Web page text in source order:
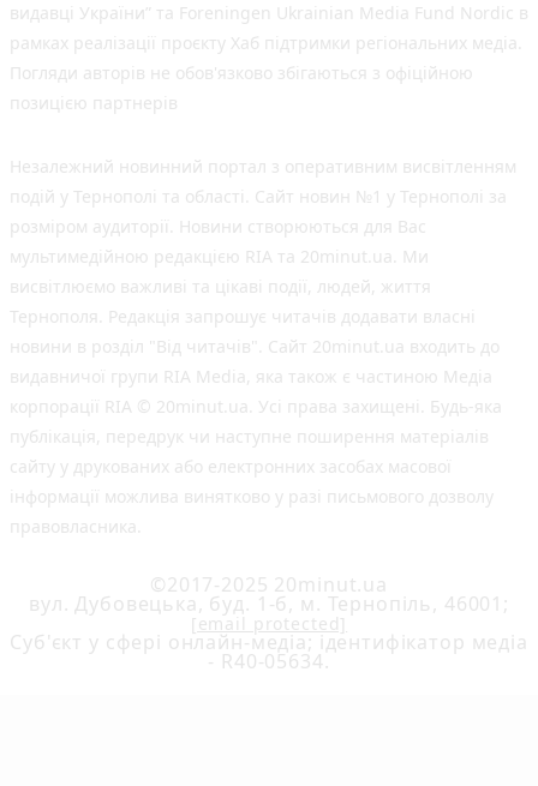
видавці України” та Foreningen Ukrainian Media Fund Nordic в
рамках реалізації проєкту Хаб підтримки регіональних медіа.
Погляди авторів не обов'язково збігаються з офіційною
позицією партнерів
Незалежний новинний портал з оперативним висвітленням
подій у Тернополі та області. Сайт новин №1 у Тернополі за
розміром аудиторії. Новини створюються для Вас
мультимедійною редакцією RIA та 20minut.ua. Ми
висвітлюємо важливі та цікаві події, людей, життя
Тернополя. Редакція запрошує читачів додавати власні
новини в розділ "Від читачів". Сайт 20minut.ua входить до
видавничої групи RIA Media, яка також є частиною Медіа
корпорації RIA © 20minut.ua. Усі права захищені. Будь-яка
публiкацiя, передрук чи наступне поширення матеріалів
сайту у друкованих або електронних засобах масової
інформації можлива винятково у разі письмового дозволу
правовласника.
©2017-2025 20minut.ua
вул. Дубовецька, буд. 1-б, м. Тернопіль, 46001;
[email protected]
Cуб'єкт у сфері онлайн-медіа; ідентифікатор медіа
- R40-05634.